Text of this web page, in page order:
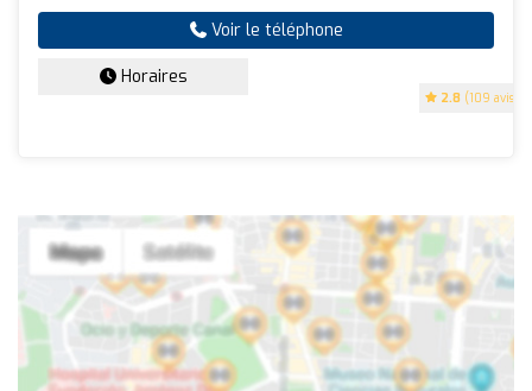
2.8 (109 avis)
Voir le téléphone
Horaires